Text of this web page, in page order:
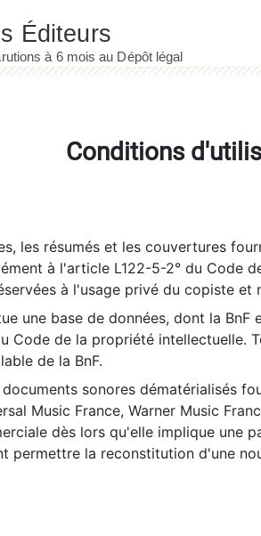
Conditions
les résumés et les couvertures
à l'article L122-5-2° du Code
à l'usage privé du copiste et
une base de données, dont la
Code de la propriété intellectuelle.
de la BnF.
sonores dématérialisés
Music France, Warner Music
dès lors qu'elle implique une
permettre la reconstitution d'une